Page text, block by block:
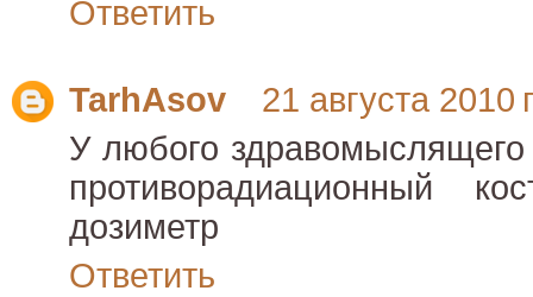
Ответить
TarhAsov
21 августа 2010
У любого
противорадиационный
дозиметр
Ответить